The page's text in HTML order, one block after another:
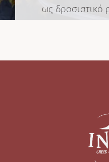
ως δροσιστικό
ημέρες